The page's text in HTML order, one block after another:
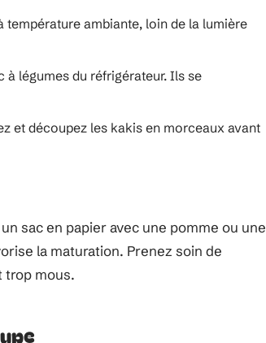
température ambiante, loin de la lumière
à légumes du réfrigérateur. Ils se
et découpez les kakis en morceaux avant
sac en papier avec une pomme ou une
la maturation. Prenez soin de
trop mous.